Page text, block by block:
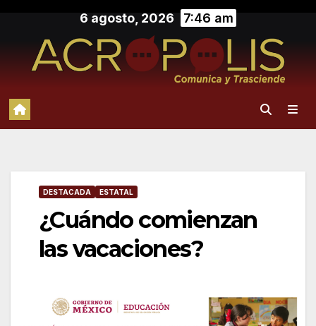
contenido
6 agosto, 2026 7:46 am
DESTACADA ESTATAL
¿Cuándo comienzan
las vacaciones?